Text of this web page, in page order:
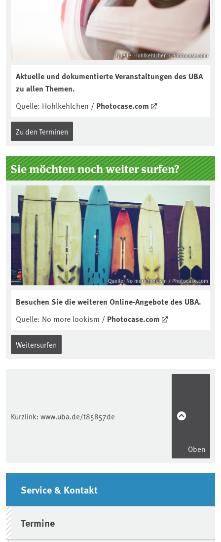
Quelle: Hohlkehlchen / Photocase.com
Aktuelle und dokumentierte Veranstaltungen des UBA
zu allen Themen.
Quelle: Hohlkehlchen / Photocase.com
Zu den Terminen
Sie möchten noch weiter surfen?
Quelle: No more lookism / Photocase.com
Besuchen Sie die weiteren Online-Angebote des UBA.
Quelle: No more lookism / Photocase.com
Weitersurfen
Kurzlink: www.uba.de/t85857de
Oben
Seitenleiste
Service & Kontakt
Termine